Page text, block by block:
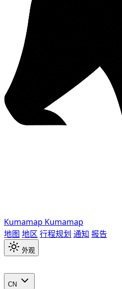
Kumamap Kumamap
地图 地区 行程规划 通知 报告
外观
CN